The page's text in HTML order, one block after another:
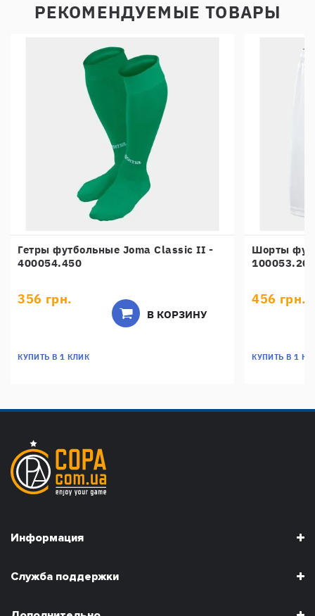
РЕКОМЕНДУЕМЫЕ ТОВАРЫ
Гетры футбольные Joma Classic II -
400054.450
356 грн.
КУПИТЬ В 1 КЛИК
В КОРЗИНУ
Шорты
456 грн.
КУПИТЬ В 1
Информация
Служба поддержки